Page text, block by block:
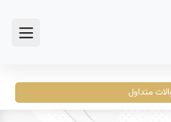
متداول